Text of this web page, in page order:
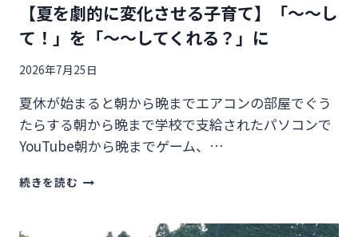
切
で
誰
で
も
で
き
る
こ
と
【夏を劇的に変化させる子育て】「～～し
て！」を「～～してくれる？」に
2026年7月25日
夏休が始まると朝から晩までエアコンの部屋でぐう
たらする朝から晩まで学校で支給されたパソコンで
YouTube朝から晩までゲーム、…
続きを読む 【夏